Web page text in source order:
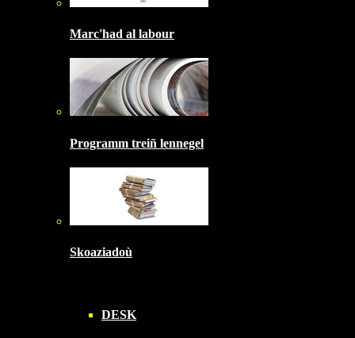
Marc'had al labour
Programm treiñ lennegel
Skoaziadoù
DESK